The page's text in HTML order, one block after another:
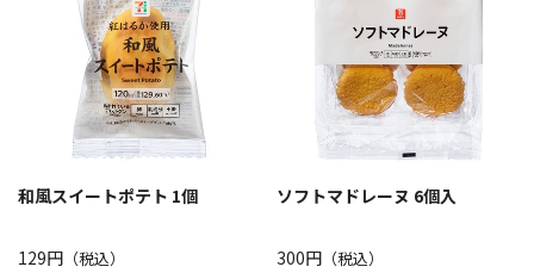
和風スイートポテト 1個
129円 （税込）
ソフトマドレーヌ 6個入
300円（税込）